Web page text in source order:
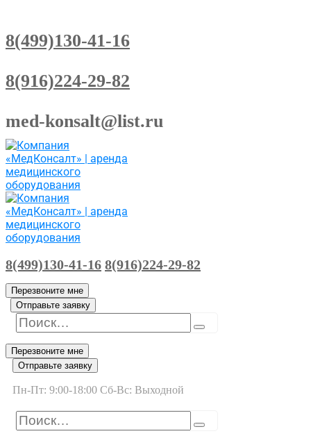
8(499)130-41-16
8(916)224-29-82
med-konsalt@list.ru
8(499)130-41-16 8(916)224-29-82
Перезвоните мне
Отправьте заявку
Перезвоните мне
Отправьте заявку
Пн-Пт: 9:00-18:00 Сб-Вс: Выходной